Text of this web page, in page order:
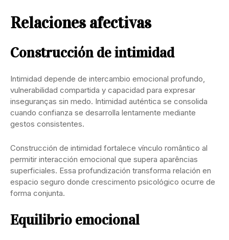
Relaciones afectivas
Construcción de intimidad
Intimidad depende de intercambio emocional profundo,
vulnerabilidad compartida y capacidad para expresar
inseguranças sin medo. Intimidad auténtica se consolida
cuando confianza se desarrolla lentamente mediante
gestos consistentes.
Construcción de intimidad fortalece vínculo romântico al
permitir interacción emocional que supera aparências
superficiales. Essa profundización transforma relación en
espacio seguro donde crescimento psicológico ocurre de
forma conjunta.
Equilibrio emocional